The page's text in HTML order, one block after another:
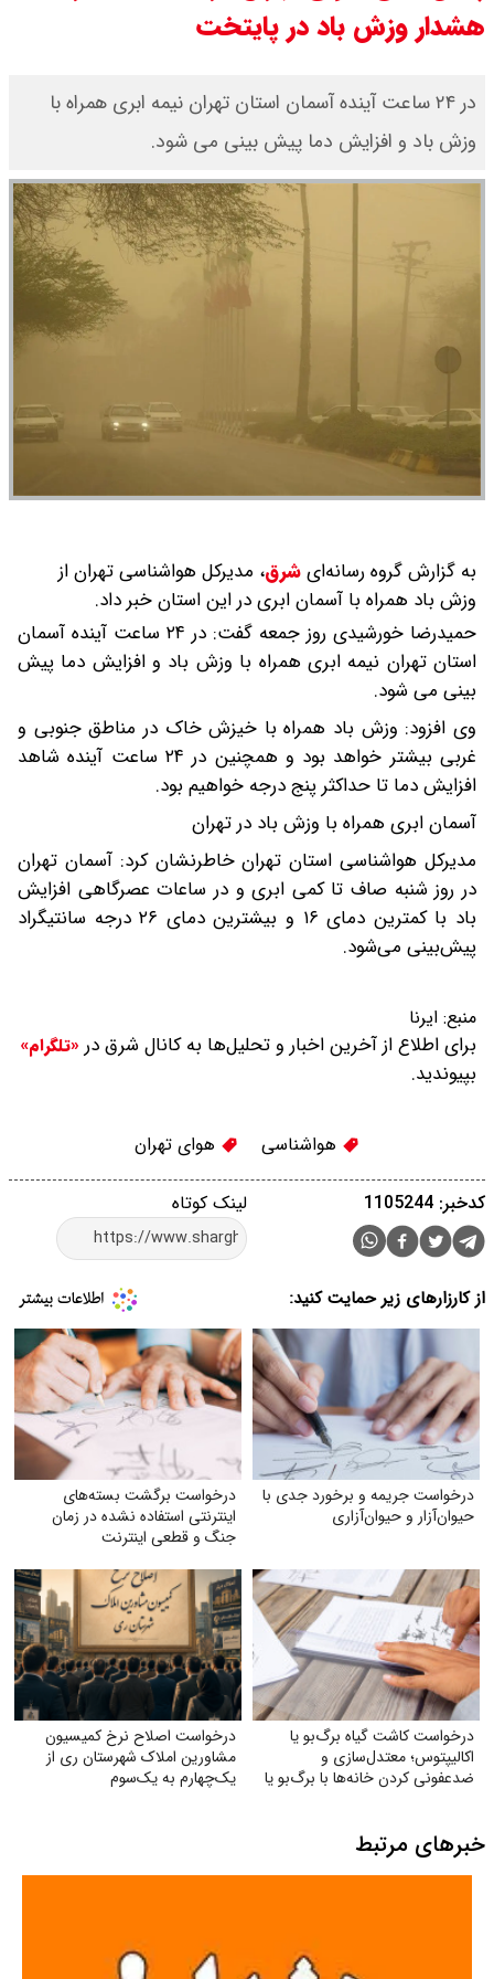
چند؟ + جدول
هشدار وزش باد در پایتخت
در ۲۴ ساعت آینده آسمان استان تهران نیمه ابری همراه با
وزش باد و افزایش دما پیش بینی می شود.
به گزارش گروه رسانه‌ایشرق، مدیرکل هواشناسی تهران از
وزش باد همراه با آسمان ابری در این استان خبر داد.
حمیدرضا خورشیدی روز جمعه گفت: در ۲۴ ساعت آینده آسمان
استان تهران نیمه ابری همراه با وزش باد و افزایش دما پیش
بینی می شود.
وی افزود: وزش باد همراه با خیزش خاک در مناطق جنوبی و
غربی بیشتر خواهد بود و همچنین در ۲۴ ساعت آینده شاهد
افزایش دما تا حداکثر پنج درجه خواهیم بود.
آسمان ابری همراه با وزش باد در تهران
مدیرکل هواشناسی استان تهران خاطرنشان کرد: آسمان تهران
در روز شنبه صاف تا کمی ابری و در ساعات عصرگاهی افزایش
باد با کمترین دمای ۱۶ و بیشترین دمای ۲۶ درجه سانتیگراد
پیش‌بینی می‌شود.
منبع: ایرنا
برای اطلاع از آخرین اخبار و تحلیل‌ها به کانال شرق در «تلگرام»
بپیوندید.
هواشناسی هوای تهران
لینک کوتاه کدخبر: 1105244
از کارزارهای زیر حمایت کنید:
درخواست جریمه و برخورد جدی با
حیوان‌آزار و حیوان‌آزاری
درخواست برگشت بسته‌های
اینترنتی استفاده نشده در زمان
جنگ و قطعی اینترنت
درخواست کاشت گیاه برگ‌بو یا
اکالیپتوس؛ معتدل‌سازی و
ضدعفونی کردن خانه‌ها با برگ‌بو یا
درخواست اصلاح نرخ کمیسیون
مشاورین املاک شهرستان ری از
یک‌چهارم به یک‌سوم
خبرهای مرتبط